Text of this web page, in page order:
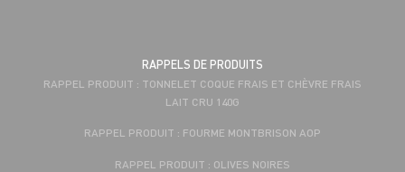
RAPPELS DE PRODUITS
RAPPEL PRODUIT : TONNELET COQUE FRAIS ET CHÈVRE FRAIS
LAIT CRU 140G
RAPPEL PRODUIT : FOURME MONTBRISON AOP
RAPPEL PRODUIT : OLIVES NOIRES